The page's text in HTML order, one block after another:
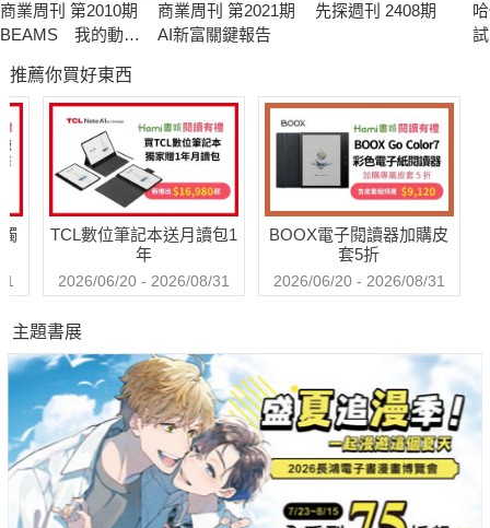
商業周刊 第2010期
BEAMS 我的動物
商業周刊 第2021期
AI新富關鍵報告
先探週刊 2408期
推薦你買好東西
TCL數位筆記本送月讀包1
年
2026/06/20 - 2026/08/31
BOOX電子閱讀器加購皮
套5折
2026/06/20 - 2026/08/31
主題書展